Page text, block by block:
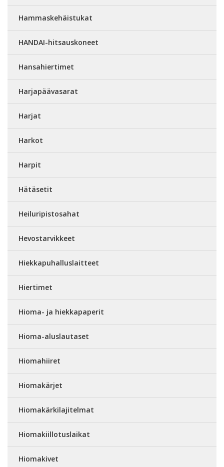
Hammaskehäistukat
HANDAI-hitsauskoneet
Hansahiertimet
Harjapäävasarat
Harjat
Harkot
Harpit
Hätäsetit
Heiluripistosahat
Hevostarvikkeet
Hiekkapuhalluslaitteet
Hiertimet
Hioma- ja hiekkapaperit
Hioma-aluslautaset
Hiomahiiret
Hiomakärjet
Hiomakärkilajitelmat
Hiomakiillotuslaikat
Hiomakivet